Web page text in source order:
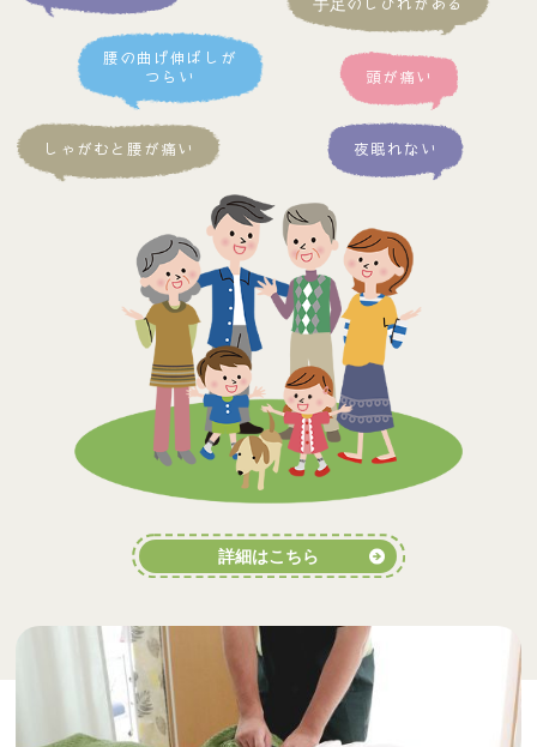
腰の曲げ伸ばしが
つらい
しゃがむと腰が痛い
頭が痛い
夜眠れない
詳細はこちら